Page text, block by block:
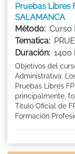
Pruebas Libres
SALAMANCA
Método: Curso
Tematica:
Duración: 1400
Objetivos del
Administrativa:
Pruebas Libres
principalmente,
Titulo Oficial de
Formación